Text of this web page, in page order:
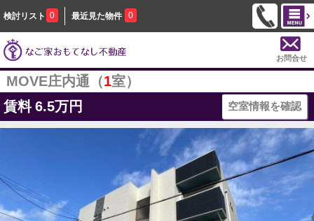
検討リスト 0 最近見た物件 0
お問合せ
MOVE庄内通（1室）
賃料 6.5万円 空室情報を確認